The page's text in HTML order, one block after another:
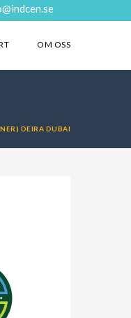
OM OSS
DEIRA DUBAI